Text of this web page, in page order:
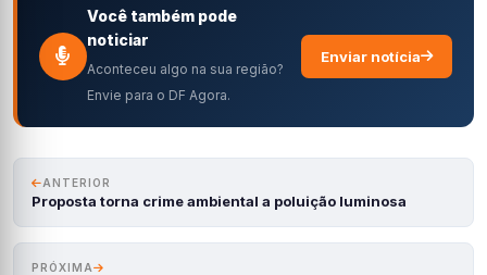
Você também pode
noticiar
Aconteceu algo na sua região?
Envie para o DF Agora.
Enviar notícia
ANTERIOR
Proposta torna crime ambiental a poluição luminosa
PRÓXIMA